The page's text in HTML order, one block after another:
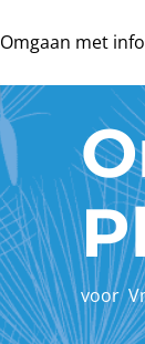
Omgaan met
voor